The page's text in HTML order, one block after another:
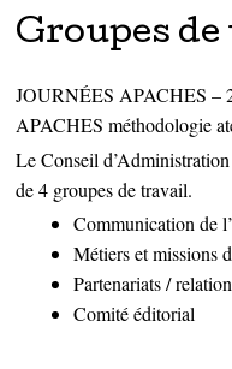
Passer directement au
Groupes
JOURNÉES APACHES –
APACHES méthodologie
Le Conseil
de 4 groupes de travail.
Communication de
Métiers et missions
Partenariats /
Comité éditorial